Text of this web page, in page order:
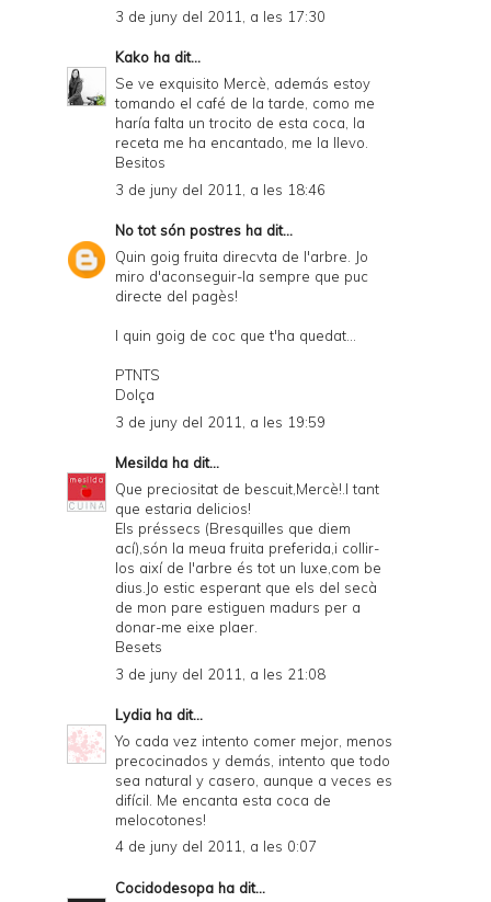
3 de juny del 2011, a les 17:30
Kako ha dit...
Se ve exquisito Mercè, además estoy
tomando el café de la tarde, como me
haría falta un trocito de esta coca, la
receta me ha encantado, me la llevo.
Besitos
3 de juny del 2011, a les 18:46
No tot són postres ha dit...
Quin goig fruita direcvta de l'arbre. Jo
miro d'aconseguir-la sempre que puc
directe del pagès!
I quin goig de coc que t'ha quedat...
PTNTS
Dolça
3 de juny del 2011, a les 19:59
Mesilda ha dit...
Que preciositat de bescuit,Mercè!.I tant
que estaria delicios!
Els préssecs (Bresquilles que diem
ací),són la meua fruita preferida,i collir-
los així de l'arbre és tot un luxe,com be
dius.Jo estic esperant que els del secà
de mon pare estiguen madurs per a
donar-me eixe plaer.
Besets
3 de juny del 2011, a les 21:08
Lydia ha dit...
Yo cada vez intento comer mejor, menos
precocinados y demás, intento que todo
sea natural y casero, aunque a veces es
difícil. Me encanta esta coca de
melocotones!
4 de juny del 2011, a les 0:07
Cocidodesopa ha dit...